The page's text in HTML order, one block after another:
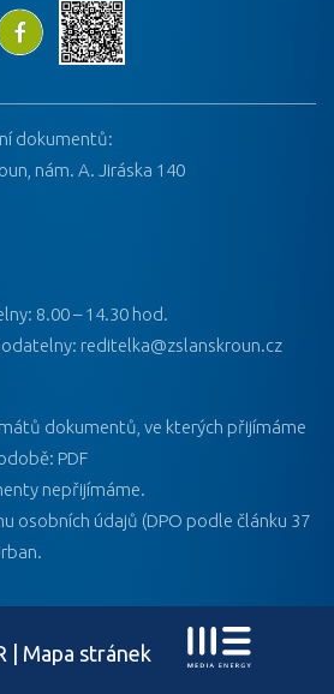
dokumentů:
nám. A. Jiráska 140
8.00 – 14.30 hod.
reditelka@zslanskroun.cz
dokumentů, ve kterých přijímáme
PDF
nepřijímáme.
osobních údajů (DPO podle článku 37
| Mapa stránek